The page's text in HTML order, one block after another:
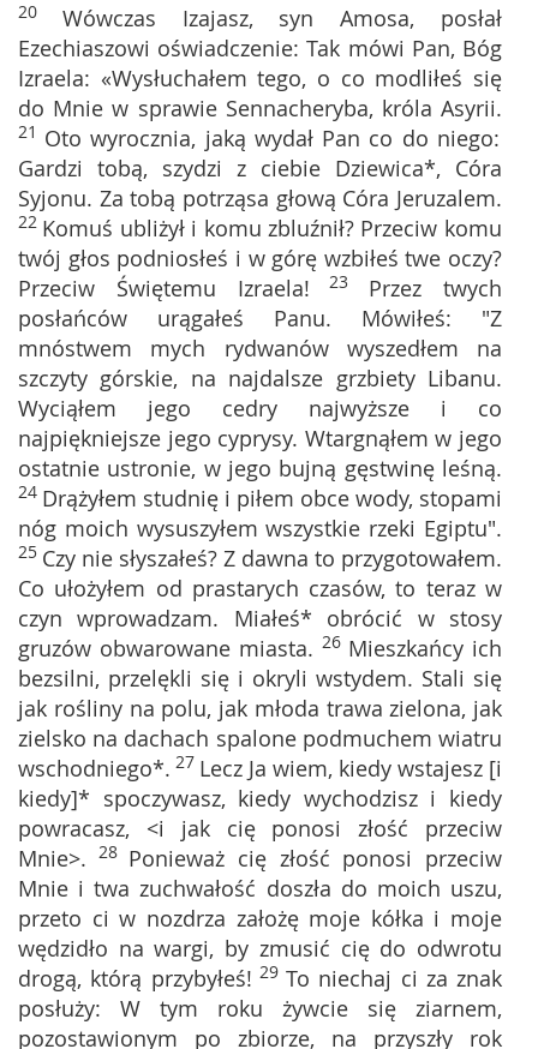
20 Wówczas Izajasz, syn Amosa, posłał
Ezechiaszowi oświadczenie: Tak mówi Pan, Bóg
Izraela: «Wysłuchałem tego, o co modliłeś się
do Mnie w sprawie Sennacheryba, króla Asyrii.
21 Oto wyrocznia, jaką wydał Pan co do niego:
Gardzi tobą, szydzi z ciebie Dziewica*, Córa
Syjonu. Za tobą potrząsa głową Córa Jeruzalem.
22 Komuś ubliżył i komu zbluźnił? Przeciw komu
twój głos podniosłeś i w górę wzbiłeś twe oczy?
Przeciw Świętemu Izraela! 23 Przez twych
posłańców urągałeś Panu. Mówiłeś: "Z
mnóstwem mych rydwanów wyszedłem na
szczyty górskie, na najdalsze grzbiety Libanu.
Wyciąłem jego cedry najwyższe i co
najpiękniejsze jego cyprysy. Wtargnąłem w jego
ostatnie ustronie, w jego bujną gęstwinę leśną.
24 Drążyłem studnię i piłem obce wody, stopami
nóg moich wysuszyłem wszystkie rzeki Egiptu".
25 Czy nie słyszałeś? Z dawna to przygotowałem.
Co ułożyłem od prastarych czasów, to teraz w
czyn wprowadzam. Miałeś* obrócić w stosy
gruzów obwarowane miasta. 26 Mieszkańcy ich
bezsilni, przelękli się i okryli wstydem. Stali się
jak rośliny na polu, jak młoda trawa zielona, jak
zielsko na dachach spalone podmuchem wiatru
wschodniego*. 27 Lecz Ja wiem, kiedy wstajesz [i
kiedy]* spoczywasz, kiedy wychodzisz i kiedy
powracasz, <i jak cię ponosi złość przeciw
Mnie>. 28 Ponieważ cię złość ponosi przeciw
Mnie i twa zuchwałość doszła do moich uszu,
przeto ci w nozdrza założę moje kółka i moje
wędzidło na wargi, by zmusić cię do odwrotu
drogą, którą przybyłeś! 29 To niechaj ci za znak
posłuży: W tym roku żywcie się ziarnem,
pozostawionym po zbiorze, na przyszły rok